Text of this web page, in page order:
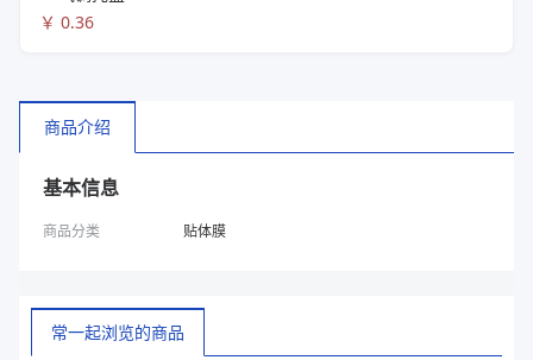
￥ 0.36
商品介绍
基本信息
商品分类 贴体膜
常一起浏览的商品